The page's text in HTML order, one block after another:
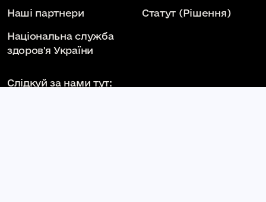
Наші партнери Статут (Рішення)
Національна служба
здоров'я України
Слідкуй за нами тут: